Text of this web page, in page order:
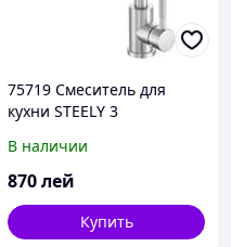
75719 Смеситель для
кухни STEELY 3
В наличии
870лей
Купить